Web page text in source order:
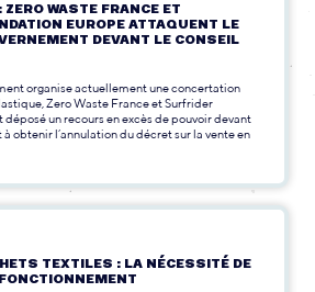
WASTE FRANCE ET
EUROPE ATTAQUENT LE
DEVANT LE CONSEIL
organise actuellement une concertation
Zero Waste France et Surfrider
déposé un recours en excès de pouvoir devant
à obtenir l’annulation du décret sur la vente en
TEXTILES : LA NÉCESSITÉ DE